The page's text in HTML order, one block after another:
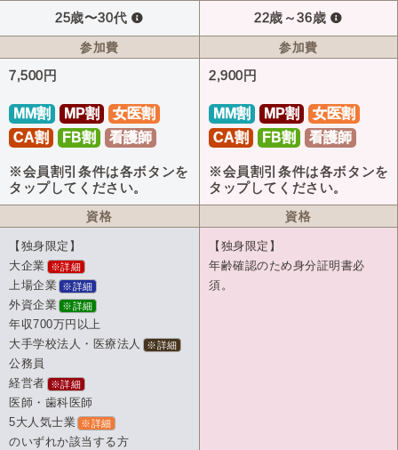
25歳〜30代
参加費
7,500円
MM割 MP割
女医割
CA割
FB割 看護師
※会員割引条件は各ボタンを
タップしてください。
資格
【独身限定】
大企業
※詳細
上場企業 ※詳細
外資企業 ※詳細
年収700万円以上
大手学校法人・医療法人
※詳細
公務員
経営者
※詳細
医師・歯科医師
5大人気士業
※詳細
のいずれか該当する方
22歳～36歳
参加費
2,900円
MM割 MP割
女医割
CA割
FB割 看護師
※会員割引条件は各ボタンを
タップしてください。
資格
【独身限定】
年齢確認のため身分証明書必
須。